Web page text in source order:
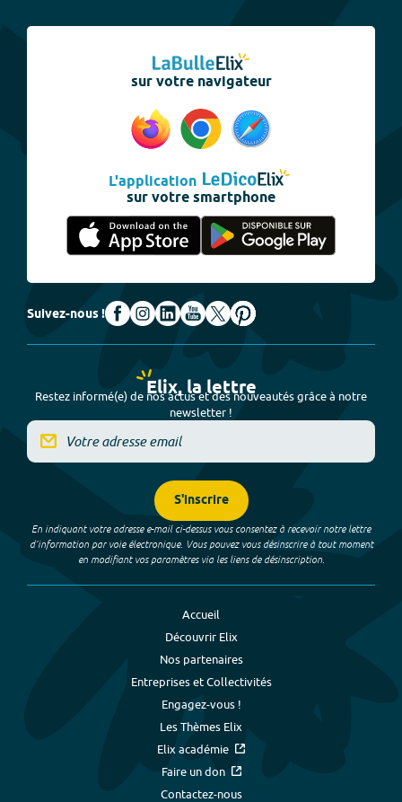
sur votre navigateur
L'application
sur votre smartphone
Suivez-nous !
Elix, la lettre
Restez informé(e) de nos actus et des nouveautés grâce à notre
newsletter !
S'inscrire
En indiquant votre adresse e-mail ci-dessus vous consentez à recevoir notre lettre
d’information par voie électronique. Vous pouvez vous désinscrire à tout moment
en modifiant vos paramètres via les liens de désinscription.
Accueil
Découvrir Elix
Nos partenaires
Entreprises et Collectivités
Engagez-vous !
Les Thèmes Elix
Elix académie
Faire un don
Contactez-nous